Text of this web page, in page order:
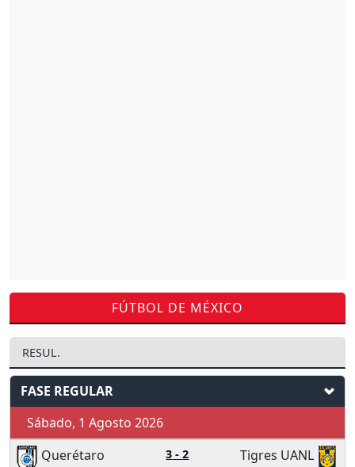
FÚTBOL DE MÉXICO
RESUL.
FASE REGULAR
Sábado, 1 Agosto 2026
Querétaro
3 -2 Tigres UANL